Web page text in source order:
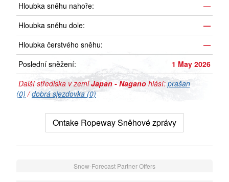
Hloubka sněhu nahoře:
—
Hloubka sněhu dole:
—
Hloubka čerstvého sněhu:
—
Poslední sněžení:
1 May 2026
Další střediska v zemiJapan - Nagano hlásí: prašan
(0) /dobrá sjezdovka (0)
Ontake Ropeway Sněhové zprávy
Snow-Forecast Partner Offers